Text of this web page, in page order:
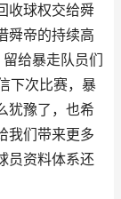
收球权交给舜
舜帝的持续高
给暴走队员们
下次比赛，暴
犹豫了，也希
我们带来更多
员资料体系还